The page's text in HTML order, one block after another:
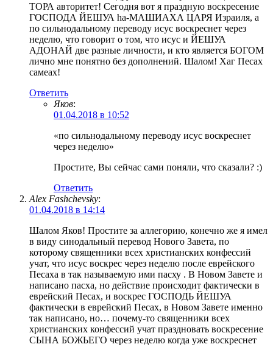
ТОРА авторитет! Сегодня вот я праздную воскресение
ГОСПОДА ЙЕШУА ha-МАШИАХА ЦАРЯ Израиля, а
по сильнодальному переводу исус воскреснет через
неделю, что говорит о том, что исус и ЙЕШУА
АДОНАЙ две разные личности, и кто является БОГОМ
лично мне понятно без дополнений. Шалом! Хаг Песах
самеах!
Ответить
Яков:
01.04.2018 в 10:52
«по сильнодальному переводу исус воскреснет
через неделю»
Простите, Вы сейчас сами поняли, что сказали? :)
Ответить
Alex Fashchevsky:
01.04.2018 в 14:14
Шалом Яков! Простите за аллегорию, конечно же я имел
в виду синодальный перевод Нового Завета, по
которому священники всех христианских конфесcий
учат, что исус воскрес через неделю после еврейского
Песаха в так называемую ими пасху . В Новом Завете и
написано пасха, но действие происходит фактически в
еврейский Песах, и воскрес ГОСПОДЬ ЙЕШУА
фактически в еврейский Песах, в Новом Завете именно
так написано, но… почему-то священники всех
христианских конфесcий учат праздновать воскресение
СЫНА БОЖЬЕГО через неделю когда уже воскреснет